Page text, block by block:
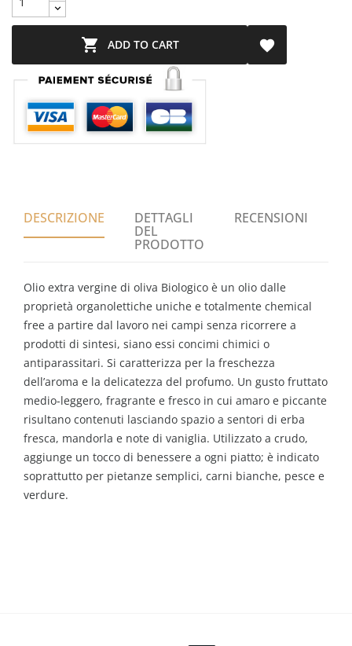
 ADD TO CART 
DESCRIZIONE DETTAGLI
DEL
PRODOTTO
RECENSIONI
Olio extra vergine di oliva Biologico è un olio dalle
proprietà organolettiche uniche e totalmente chemical
free a partire dal lavoro nei campi senza ricorrere a
prodotti di sintesi, siano essi concimi chimici o
antiparassitari. Si caratterizza per la freschezza
dell’aroma e la delicatezza del profumo. Un gusto fruttato
medio-leggero, fragrante e fresco in cui amaro e piccante
risultano contenuti lasciando spazio a sentori di erba
fresca, mandorla e note di vaniglia. Utilizzato a crudo,
aggiunge un tocco di benessere a ogni piatto; è indicato
soprattutto per pietanze semplici, carni bianche, pesce e
verdure.